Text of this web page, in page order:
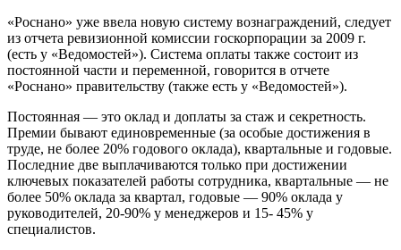
«Роснано» уже ввела новую систему вознаграждений, следует
из отчета ревизионной комиссии госкорпорации за 2009 г.
(есть у «Ведомостей»). Система оплаты также состоит из
постоянной части и переменной, говорится в отчете
«Роснано» правительству (также есть у «Ведомостей»).
Постоянная — это оклад и доплаты за стаж и секретность.
Премии бывают единовременные (за особые достижения в
труде, не более 20% годового оклада), квартальные и годовые.
Последние две выплачиваются только при достижении
ключевых показателей работы сотрудника, квартальные — не
более 50% оклада за квартал, годовые — 90% оклада у
руководителей, 20-90% у менеджеров и 15- 45% у
специалистов.